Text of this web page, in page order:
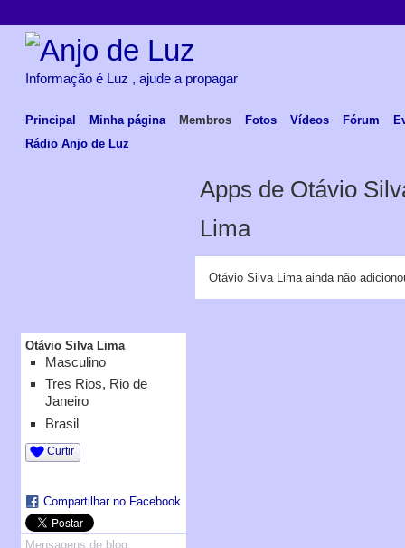
Informação é Luz , ajude a propagar
Principal Minha página Membros Fotos Vídeos Fórum
Rádio Anjo de Luz
Otávio Silva Lima
Masculino
Tres Rios, Rio de
Janeiro
Brasil
Curtir
Compartilhar no Facebook
Mensagens de blog
Apps de Otávio
Lima
Otávio Silva Lima ainda não